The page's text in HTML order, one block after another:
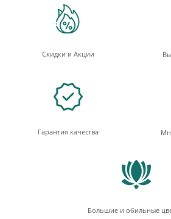
Скидки и Акции
Гарантия качества
Большие и обильные